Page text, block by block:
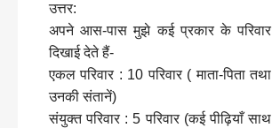
उत्तर:
अपने आस-पास मुझे कई प्रकार के परिवार
दिखाई देते हैं-
एकल परिवार : 10 परिवार ( माता-पिता तथा
उनकी संतानें)
संयुक्त परिवार : 5 परिवार (कई पीढ़ियाँ साथ